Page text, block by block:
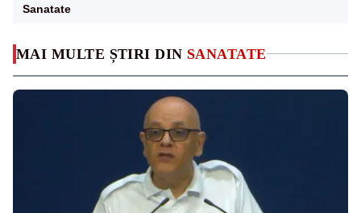
MAI MULTE ȘTIRI DIN SANATATE
Sanatate